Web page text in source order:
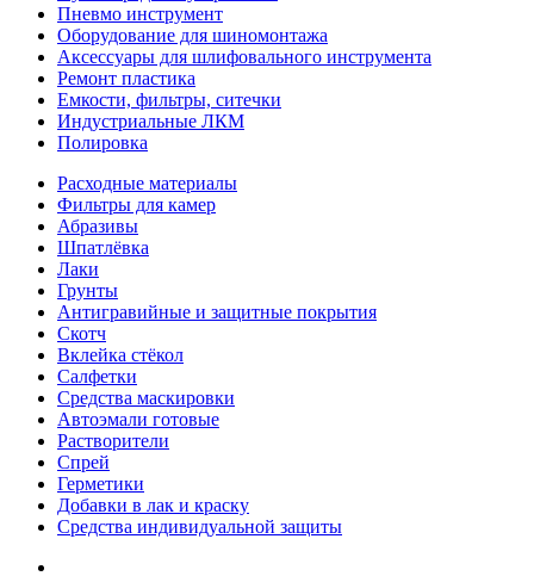
Пневмо инструмент
Оборудование для шиномонтажа
Аксессуары для шлифовального инструмента
Ремонт пластика
Емкости, фильтры, ситечки
Индустриальные ЛКМ
Полировка
Расходные материалы
Фильтры для камер
Абразивы
Шпатлёвка
Лаки
Грунты
Антигравийные и защитные покрытия
Скотч
Вклейка стёкол
Салфетки
Средства маскировки
Автоэмали готовые
Растворители
Спрей
Герметики
Добавки в лак и краску
Средства индивидуальной защиты